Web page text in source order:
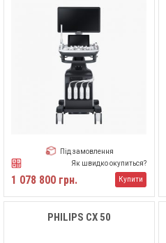
Під замовлення
Як швидко окупиться?
1 078 800 грн. Купити
PHILIPS CX 50